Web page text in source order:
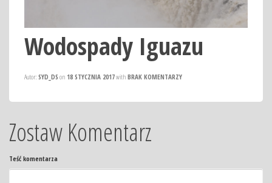
Wodospady Iguazu
Autor: SYD_DS on 18 STYCZNIA 2017with BRAK KOMENTARZY
Zostaw Komentarz
Teść komentarza